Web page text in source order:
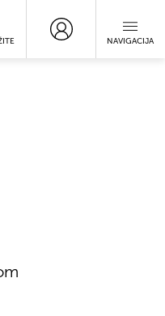
NAVIGACIJA